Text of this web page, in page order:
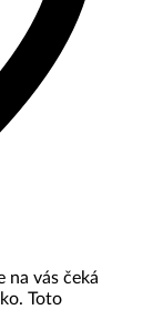
na vás čeká
Toto